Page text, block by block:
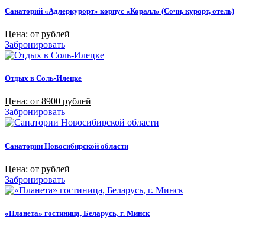
Санаторий «Адлеркурорт» корпус «Коралл» (Сочи, курорт, отель)
Цена: от рублей
Забронировать
Отдых в Соль-Илецке
Цена: от 8900 рублей
Забронировать
Санатории Новосибирской области
Цена: от рублей
Забронировать
«Планета» гостиница, Беларусь, г. Минск